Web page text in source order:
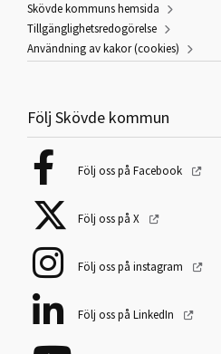
Skövde kommuns hemsida
Tillgänglighetsredogörelse
Användning av kakor (cookies)
Följ Skövde kommun
Följ oss på Facebook
Följ oss på X
Följ oss på instagram
Följ oss på LinkedIn